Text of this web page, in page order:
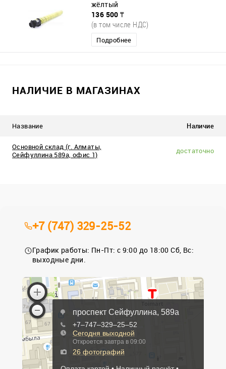
жёлтый
136 500 ₸
(в том числе НДС)
Подробнее
НАЛИЧИЕ В МАГАЗИНАХ
Название Наличие
Основной склад (г. Алматы,
Сейфуллина 589а, офис 1)
достаточно
+7 (747) 329-25-52
График работы: Пн-Пт: с 9:00 до 18:00 Сб, Вс:
выходные дни.